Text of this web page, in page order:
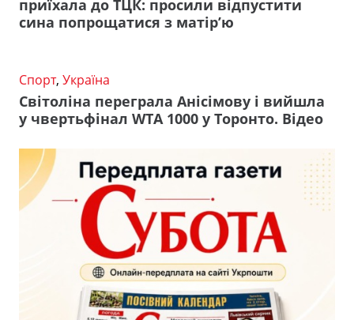
приїхала до ТЦК: просили відпустити
сина попрощатися з матір’ю
Спорт, Україна
Світоліна переграла Анісімову і вийшла
у чвертьфінал WTA 1000 у Торонто. Відео